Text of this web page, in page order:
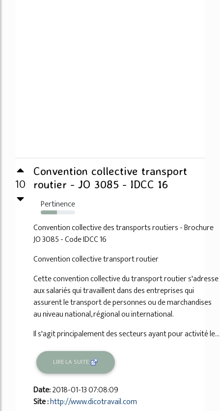
10
Convention collective transport
routier - JO 3085 - IDCC 16
Pertinence
47%
Convention collective des transports routiers - Brochure
JO 3085 - Code IDCC 16
Convention collective transport routier
Cette convention collective du transport routier s'adresse
aux salariés qui travaillent dans des entreprises qui
assurent le transport de personnes ou de marchandises
au niveau national, régional ou international.
Il s'agit principalement des secteurs ayant pour activité le...
LIRE LA SUITE
Date:2018-01-13 07:08:09
Site :http://www.dicotravail.com